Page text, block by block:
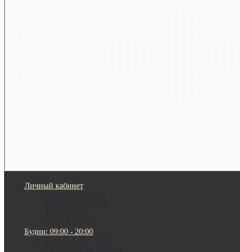
Личный кабинет
Будни: 09:00 - 20:00